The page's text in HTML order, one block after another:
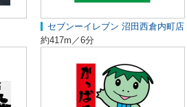
セブンーイレブン 沼田西倉内町店
約417m／6分